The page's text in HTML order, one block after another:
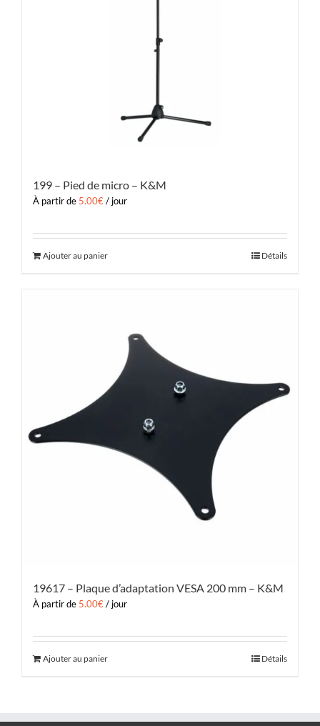
199 – Pied de micro – K&M
À partir de 5.00€/ jour
Ajouter au panier Détails
19617 – Plaque d’adaptation VESA 200 mm – K&M
À partir de 5.00€/ jour
Ajouter au panier Détails